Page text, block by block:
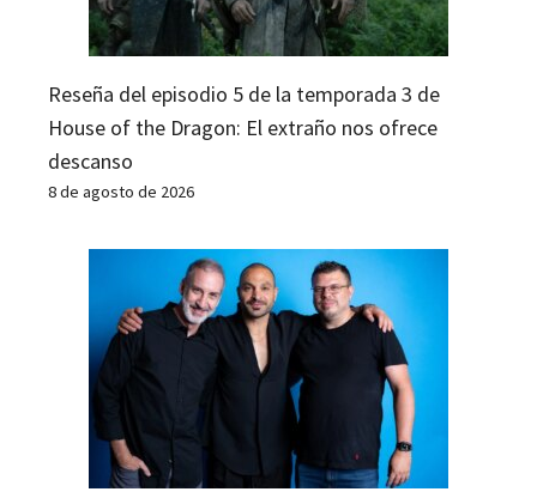
Reseña del episodio 5 de la temporada 3 de
House of the Dragon: El extraño nos ofrece
descanso
8 de agosto de 2026